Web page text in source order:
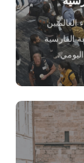
العالميين
الفارسية